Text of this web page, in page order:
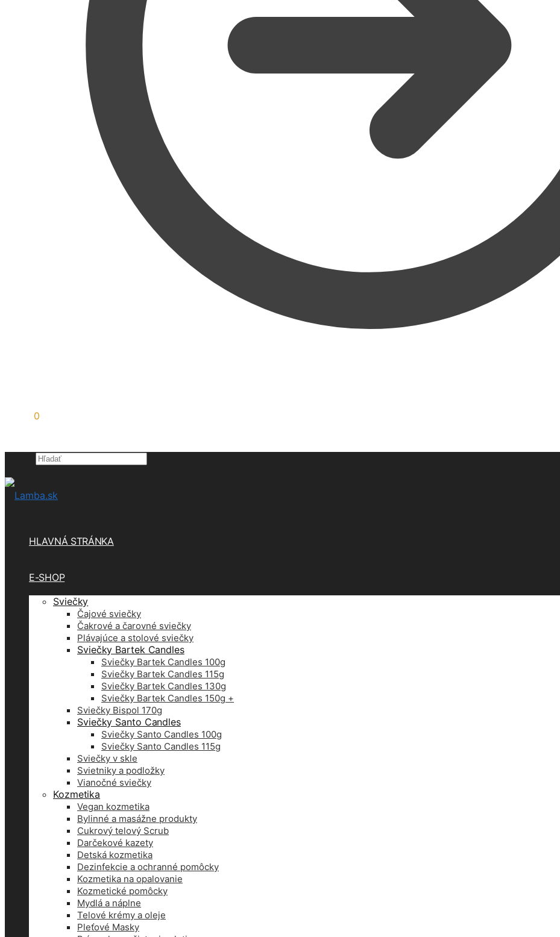
0
HLAVNÁ STRÁNKA
E-SHOP
Sviečky
Čajové sviečky
Čakrové a čarovné sviečky
Plávajúce a stolové sviečky
Sviečky Bartek Candles
Sviečky Bartek Candles 100g
Sviečky Bartek Candles 115g
Sviečky Bartek Candles 130g
Sviečky Bartek Candles 150g +
Sviečky Bispol 170g
Sviečky Santo Candles
Sviečky Santo Candles 100g
Sviečky Santo Candles 115g
Sviečky v skle
Svietniky a podložky
Vianočné sviečky
Kozmetika
Vegan kozmetika
Bylinné a masážne produkty
Cukrový telový Scrub
Darčekové kazety
Detská kozmetika
Dezinfekcie a ochranné pomôcky
Kozmetika na opalovanie
Kozmetické pomôcky
Mydlá a náplne
Telové krémy a oleje
Pleťové Masky